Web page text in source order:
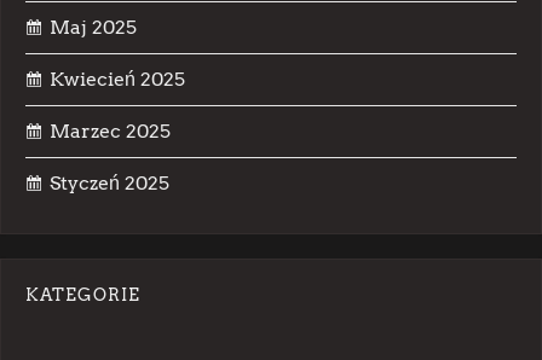
Maj 2025
Kwiecień 2025
Marzec 2025
Styczeń 2025
KATEGORIE